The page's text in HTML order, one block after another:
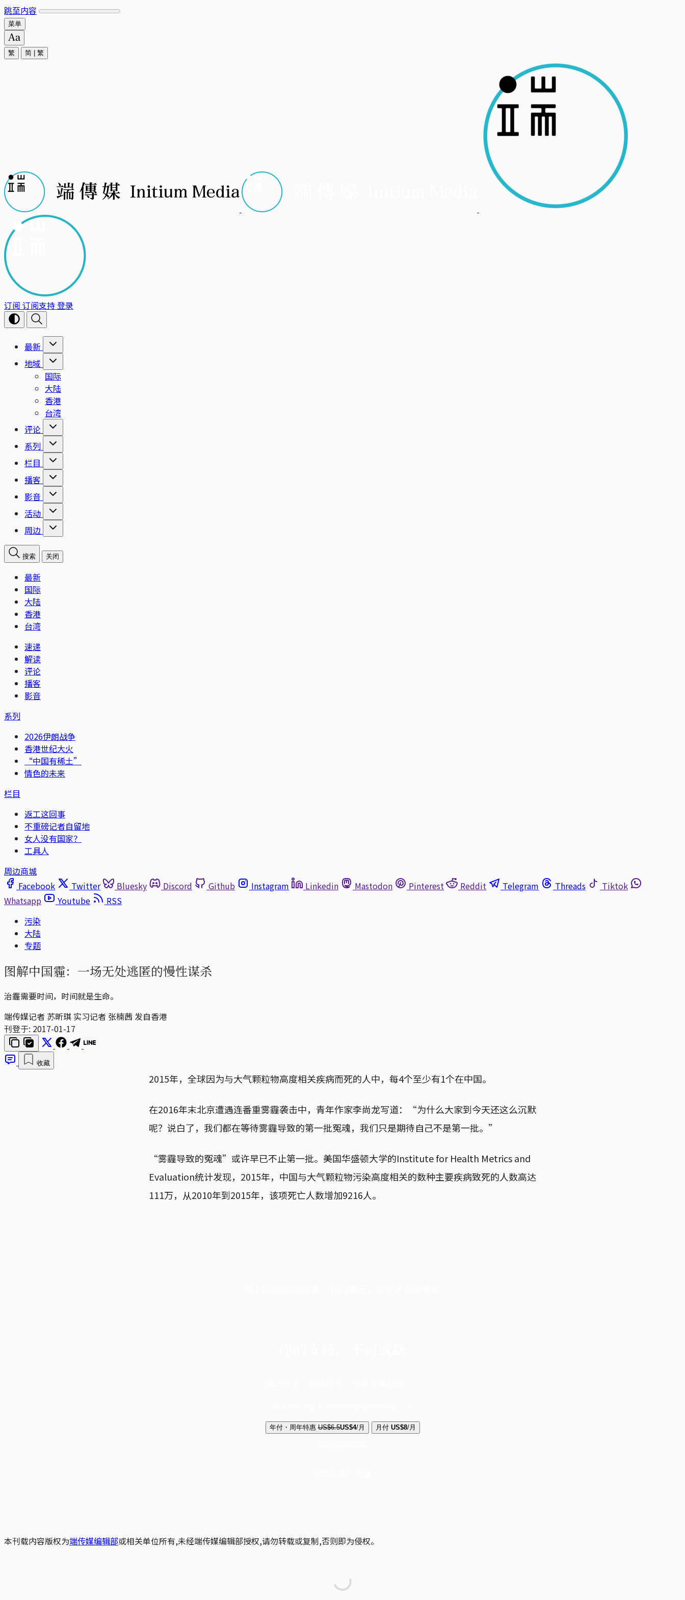
跳至内容
菜单
繁 简 繁
订阅 订阅支持登录
最新
地域
国际
大陆
香港
台湾
评论
系列
栏目
播客
影音
活动
周边
搜索 关闭
最新
国际
大陆
香港
台湾
速递
解读
评论
播客
影音
系列
2026伊朗战争
香港世纪大火
“中国有稀土”
情色的未来
栏目
返工这回事
不重磅记者自留地
女人没有国家？
工具人
周边商城
Facebook
Twitter Bluesky Discord Github Instagram Linkedin Mastodon Pinterest Reddit Telegram Threads
Tiktok
Whatsapp
Youtube
RSS
污染
大陆
专题
图解中国霾：一场无处逃匿的慢性谋杀
治霾需要时间，时间就是生命。
端传媒记者 苏昕琪 实习记者 张楠茜 发自香港
刊登于: 2017-01-17
收藏
2015年，全球因为与大气颗粒物高度相关疾病而死的人中，每4个至少有1个在中国。
在2016年末北京遭遇连番重雾霾袭击中，青年作家李尚龙写道：“为什么大家到今天还这么沉默
呢？说白了，我们都在等待雾霾导致的第一批冤魂，我们只是期待自己不是第一批。”
“雾霾导致的冤魂”或许早已不止第一批。美国华盛顿大学的Institute for Health Metrics and
Evaluation统计发现，2015年，中国与大气颗粒物污染高度相关的数种主要疾病致死的人数高达
111万，从2010年到2015年，该项死亡人数增加9216人。
年付・周年特惠 US$6.5US$4/月 月付 US$8/月
本刊载内容版权为端传媒编辑部或相关单位所有,未经端传媒编辑部授权,请勿转载或复制,否则即为侵权。